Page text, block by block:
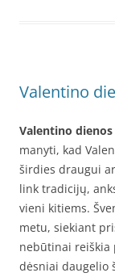
Valentino
Valentino
manyti, kad
širdies draugui
link tradicijų,
vieni kitiems.
metu, siekiant
nebūtinai reiškia
dėsniai daugelio